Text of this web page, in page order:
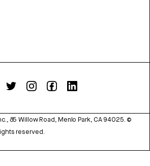
85 Willow Road, Menlo Park, CA 94025. ©
reserved.